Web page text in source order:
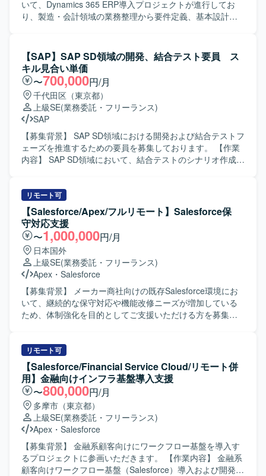
ジニアとしてのスキルを一貫して伸ばせる環境です。 【開
発環境】 Power Automate Desktopを中心としたRPA開発環
いて、Dynamics 365 ERP導入プロジェクトが進行してお
り、製造・会計領域の業務整理から要件定義、基本設計、
Dynamics 365 BC/FO導入プロジェクトにおける要件定義お
よび基本設計を実施いたします。 ・Fit-to-
Standard（BC）、Fit & Gap（FO）の観点で現行業務と標
準機能の差分整理、課題抽出、対応方針の検討を行いま
す。 ・製造または会計領域における業務プロセスの整理
や、業務フロー・業務要件の整理・ドキュメント化を行い
ます。 ・中堅向けERP（BC）導入や製造・会計向け
ERP（FO）導入など、複数プロジェクトにまたがり上流工
程をリードいただきます。 ・プロジェクト全体の進行管
理、課題管理、ステークホルダーとの調整などPM/PMOと
要件を整理していく姿勢をお持ちの方を求めています。 ・
複数の関係者が関わるプロジェクトにおいて、状況を整理
しながら主体的に課題解決を進められる方を歓迎いたしま
す。 ・新しいERP製品やクラウドサービスにも前向きにキ
ャッチアップし、標準機能を踏まえた提案ができる方にマ
ッチするポジションです。 【ポジションの魅力】 ・大手グ
ループにおける複数のDynamics 365 ERP導入プロジェクト
に参画し、製造・会計領域の上流工程から携わることがで
きます。 ・D365未経験であっても、他ERPでの上流経験を
活かしながら新たな製品知識を習得する機会がございま
す。 ・コンサルタント、PM/PMOなど複数ロールがあり、
Central（BC）、Dynamics 365 Finance &
Operations（FO） ・その他：Power BI、Power Platform
【SAP】SAP SD領域の開発、結合テスト要員 ス
キル見合い単価
〜700,000円/月
千代田区（東京都）
上級SE(業務委託・フリーランス)
SAP
【募集背景】 SAP SD領域における開発および結合テストフ
ェーズを推進するための要員を募集しております。 【作業
内容】 SAP SD領域において、結合テストのシナリオ作成お
ョンに参加し、仕様確認やテスト観点のすり合わせなどを
行いながら、品質確保に向けたテストおよび開発を実施し
ていただきます。 【求める人物像】 SAP SDおよびABAPに
関する豊富な経験をお持ちで、自ら課題を整理しながらテ
ストシナリオを構築できる方を求めております。顧客との
コミュニケーションを円滑に行いながら、関係者と協調し
て業務を進めていただける方が望ましいです。 【ポジショ
ンの魅力】 SAP SD領域における結合テストおよびABAP開
発を一貫して担当することで、業務知識と技術スキルの双
方を高めていただけます。顧客との直接セッションを通じ
て、上流からテストまでの一連の工程に関与できる環境で
リモート可
【Salesforce/Apex/フルリモート】Salesforce保
守対応支援
〜1,000,000円/月
日本国外
上級SE(業務委託・フリーランス)
Apex ・ Salesforce
【募集背景】 メーカー商社向けの既存Salesforce環境にお
いて、継続的な保守対応や機能改修ニーズが増加している
ため、体制強化を目的としてご支援いただける方を募集し
守対応や問合せ対応を行っていただきます。 ・顧客との週
次定例ミーティングに参加し、方針のすり合わせや課題整
理、対応内容の説明を実施していただきます。 ・既存機能
の仕様に関する質疑応答や、標準機能および軽微なApex、
Visualforceを用いた機能改修を行っていただきます。 ・新
規機能について、対応方針の検討から設計・実装・受け入
れまで一連の対応を担当していただきます。 ・その他、関
連する開発要件についても状況に応じて対応していただき
ます。 【求める人物像】 ・顧客とのコミュニケーションを
通じて課題を整理し、自ら主体的に提案・推進していただ
ける方を求めております。 ・Salesforceに関する知識や経
リモート可
【Salesforce/Financial Service Cloud/リモート併
用】金融向けインフラ基盤導入支援
〜800,000円/月
多摩市（東京都）
上級SE(業務委託・フリーランス)
Apex ・ Salesforce
【募集背景】 金融系顧客向けにワークフロー基盤を導入す
るプロジェクトに参画いただきます。 【作業内容】 金融系
顧客向けワークフロー基盤（Salesforce）導入および開発支